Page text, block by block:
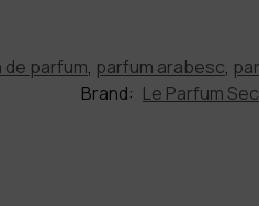
de parfum, parfum arabesc,
Brand: Le Parfum